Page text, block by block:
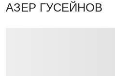
АЗЕР ГУСЕЙНОВ